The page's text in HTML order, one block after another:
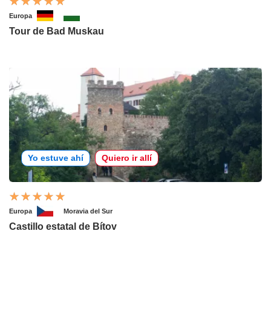
Europa
Tour de Bad Muskau
Yo estuve ahí Quiero ir allí
Europa Moravia del Sur
Castillo estatal de Bítov